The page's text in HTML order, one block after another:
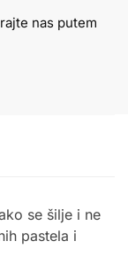
nas putem
se šilje i ne
pastela i